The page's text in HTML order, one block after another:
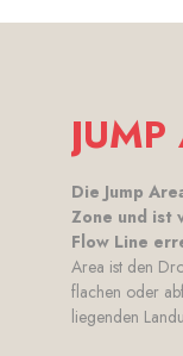
Die Jump
Zone und ist
Flow Line
Area ist den
flachen oder
liegenden